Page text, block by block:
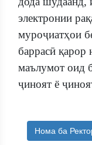
электронии
муроҷиатҳои
баррасӣ қарор
маълумот оид
ҷиноят ё
Нома ба